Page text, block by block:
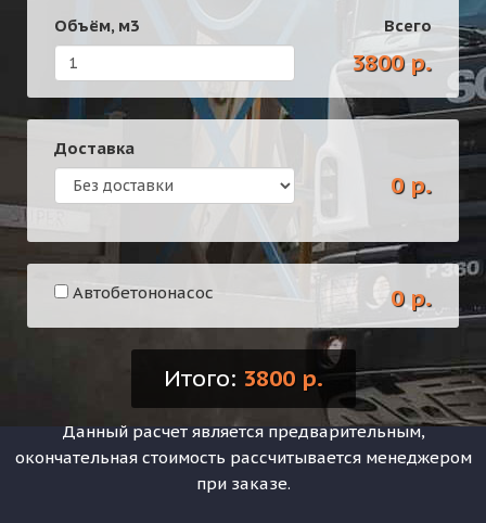
Объём, м3 Всего
3800 р.
Доставка
0 р.
Автобетононасос 0 р.
Итого: 3800 р.
Данный расчет является предварительным,
окончательная стоимость рассчитывается менеджером
при заказе.